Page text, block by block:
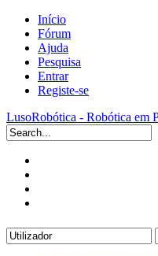
Início
Fórum
Ajuda
Pesquisa
Entrar
Registe-se
LusoRobótica - Robótica em